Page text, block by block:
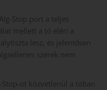
Stop port a teljes
mellett a tó eléri a
lesz, és jelentősen
szerek nem
Stop-ot közvetlenül a tóban